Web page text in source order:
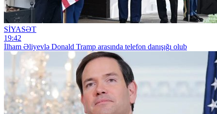
SİYASƏT
19:42
İlham Əliyevlə Donald Tramp arasında telefon danışığı olub